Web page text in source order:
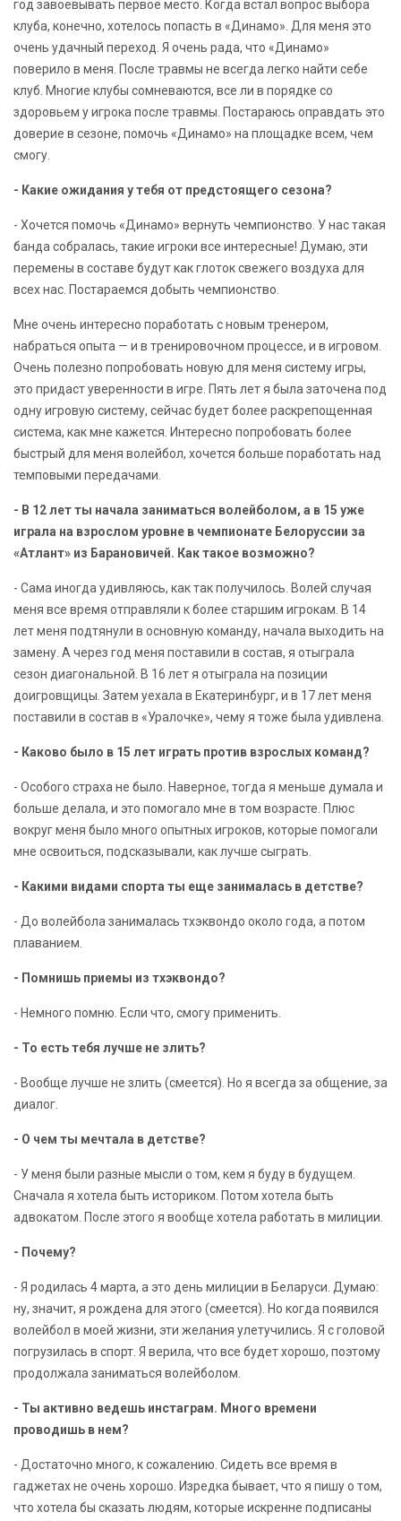
год завоевывать первое место. Когда встал вопрос выбора
клуба, конечно, хотелось попасть в «Динамо». Для меня это
очень удачный переход. Я очень рада, что «Динамо»
поверило в меня. После травмы не всегда легко найти себе
клуб. Многие клубы сомневаются, все ли в порядке со
здоровьем у игрока после травмы. Постараюсь оправдать это
доверие в сезоне, помочь «Динамо» на площадке всем, чем
смогу.
- Какие ожидания у тебя от предстоящего сезона?
- Хочется помочь «Динамо» вернуть чемпионство. У нас такая
банда собралась, такие игроки все интересные! Думаю, эти
перемены в составе будут как глоток свежего воздуха для
всех нас. Постараемся добыть чемпионство.
Мне очень интересно поработать с новым тренером,
набраться опыта — и в тренировочном процессе, и в игровом.
Очень полезно попробовать новую для меня систему игры,
это придаст уверенности в игре. Пять лет я была заточена под
одну игровую систему, сейчас будет более раскрепощенная
система, как мне кажется. Интересно попробовать более
быстрый для меня волейбол, хочется больше поработать над
темповыми передачами.
- В 12 лет ты начала заниматься волейболом, а в 15 уже
играла на взрослом уровне в чемпионате Белоруссии за
«Атлант» из Барановичей. Как такое возможно?
- Сама иногда удивляюсь, как так получилось. Волей случая
меня все время отправляли к более старшим игрокам. В 14
лет меня подтянули в основную команду, начала выходить на
замену. А через год меня поставили в состав, я отыграла
сезон диагональной. В 16 лет я отыграла на позиции
доигровщицы. Затем уехала в Екатеринбург, и в 17 лет меня
поставили в состав в «Уралочке», чему я тоже была удивлена.
- Каково было в 15 лет играть против взрослых команд?
- Особого страха не было. Наверное, тогда я меньше думала и
больше делала, и это помогало мне в том возрасте. Плюс
вокруг меня было много опытных игроков, которые помогали
мне освоиться, подсказывали, как лучше сыграть.
- Какими видами спорта ты еще занималась в детстве?
- До волейбола занималась тхэквондо около года, а потом
плаванием.
- Помнишь приемы из тхэквондо?
- Немного помню. Если что, смогу применить.
- То есть тебя лучше не злить?
- Вообще лучше не злить (смеется). Но я всегда за общение, за
диалог.
- О чем ты мечтала в детстве?
- У меня были разные мысли о том, кем я буду в будущем.
Сначала я хотела быть историком. Потом хотела быть
адвокатом. После этого я вообще хотела работать в милиции.
- Почему?
- Я родилась 4 марта, а это день милиции в Беларуси. Думаю:
ну, значит, я рождена для этого (смеется). Но когда появился
волейбол в моей жизни, эти желания улетучились. Я с головой
погрузилась в спорт. Я верила, что все будет хорошо, поэтому
продолжала заниматься волейболом.
- Ты активно ведешь инстаграм. Много времени
проводишь в нем?
- Достаточно много, к сожалению. Сидеть все время в
гаджетах не очень хорошо. Изредка бывает, что я пишу о том,
что хотела бы сказать людям, которые искренне подписаны